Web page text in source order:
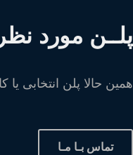
مورد
حالا پلن انتخابی یا
تماس بـا مـا